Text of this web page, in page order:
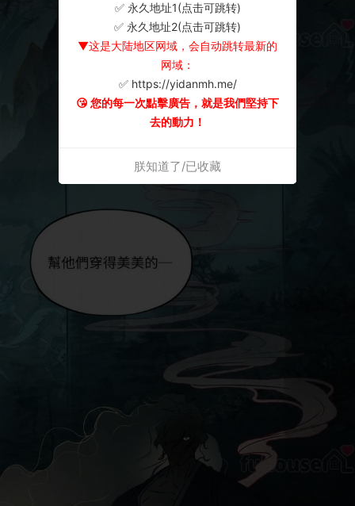
✅ 永久地址1(点击可跳转)
✅ 永久地址2(点击可跳转)
▼这是大陆地区网域，会自动跳转最新的
网域：
✅ https://yidanmh.me/
😘 您的每一次點擊廣告，就是我們堅持下
去的動力！
朕知道了/已收藏